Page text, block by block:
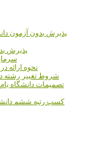
پذیرش بدون آزمون
پذیرش
سرمایه گذاری 980
نحوه ارائه
شروط تغییر رشته
تصمیمات دانشگاه
کسب رتبه ششم